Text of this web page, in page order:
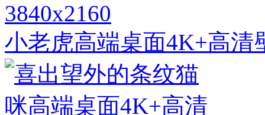
3840x2160
小老虎高端桌面4K+高清